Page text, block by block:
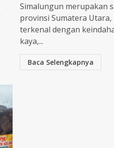
Simalungun merupakan
provinsi Sumatera
terkenal dengan
kaya,...
Baca Selengkapnya